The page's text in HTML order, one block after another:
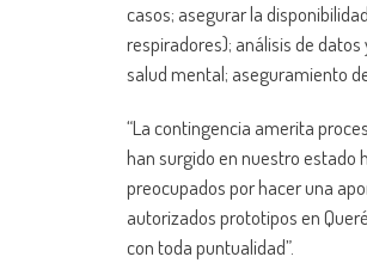
casos; asegurar la
respiradores); análisis de
salud mental; aseguramiento
“La contingencia amerita
han surgido en nuestro estado
preocupados por hacer una
autorizados prototipos en
con toda puntualidad”.